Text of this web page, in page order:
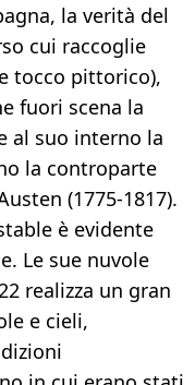
la verità del
cui raccoglie
tocco pittorico),
fuori scena la
al suo interno la
la controparte
(1775-1817).
è evidente
Le sue nuvole
realizza un gran
e cieli,